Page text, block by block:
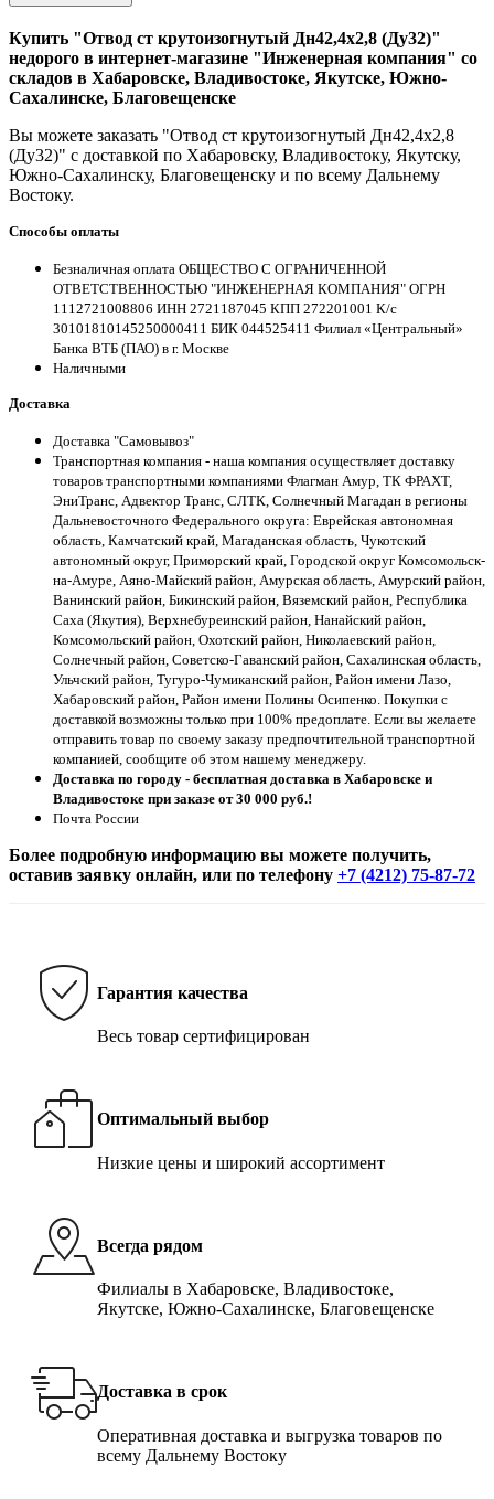
Купить "Отвод ст крутоизогнутый Дн42,4х2,8 (Ду32)"
недорого в интернет-магазине "Инженерная компания" со
складов в Хабаровске, Владивостоке, Якутске, Южно-
Сахалинске, Благовещенске
Вы можете заказать "Отвод ст крутоизогнутый Дн42,4х2,8
(Ду32)" с доставкой по Хабаровску, Владивостоку, Якутску,
Южно-Сахалинску, Благовещенску и по всему Дальнему
Востоку.
Способы оплаты
Безналичная оплата ОБЩЕСТВО С ОГРАНИЧЕННОЙ
ОТВЕТСТВЕННОСТЬЮ "ИНЖЕНЕРНАЯ КОМПАНИЯ" ОГРН
1112721008806 ИНН 2721187045 КПП 272201001 К/с
30101810145250000411 БИК 044525411 Филиал «Центральный»
Банка ВТБ (ПАО) в г. Москве
Наличными
Доставка
Доставка "Самовывоз"
Транспортная компания - наша компания осуществляет доставку
товаров транспортными компаниями Флагман Амур, ТК ФРАХТ,
ЭниТранс, Адвектор Транс, СЛТК, Солнечный Магадан в регионы
Дальневосточного Федерального округа: Еврейская автономная
область, Камчатский край, Магаданская область, Чукотский
автономный округ, Приморский край, Городской округ Комсомольск-
на-Амуре, Аяно-Майский район, Амурская область, Амурский район,
Ванинский район, Бикинский район, Вяземский район, Республика
Саха (Якутия), Верхнебуреинский район, Нанайский район,
Комсомольский район, Охотский район, Николаевский район,
Солнечный район, Советско-Гаванский район, Сахалинская область,
Ульчский район, Тугуро-Чумиканский район, Район имени Лазо,
Хабаровский район, Район имени Полины Осипенко. Покупки с
доставкой возможны только при 100% предоплате. Если вы желаете
отправить товар по своему заказу предпочтительной транспортной
компанией, сообщите об этом нашему менеджеру.
Доставка по городу - бесплатная доставка в Хабаровске и
Владивостоке при заказе от 30 000 руб.!
Почта России
Более подробную информацию вы можете получить,
оставив заявку онлайн, или по телефону +7 (4212) 75-87-72
Гарантия качества
Весь товар сертифицирован
Оптимальный выбор
Низкие цены и широкий ассортимент
Всегда рядом
Филиалы в Хабаровске, Владивостоке,
Якутске, Южно-Сахалинске, Благовещенске
Доставка в срок
Оперативная доставка и выгрузка товаров по
всему Дальнему Востоку